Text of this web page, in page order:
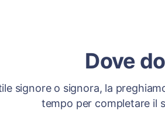
Dove
signore o signora, la
tempo per completare il